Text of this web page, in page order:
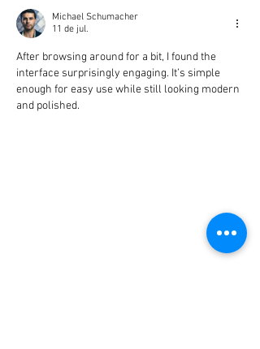
Michael Schumacher
11 de jul.
After browsing around for a bit, I found the
interface surprisingly engaging. It’s simple
enough for easy use while still looking modern
and polished.